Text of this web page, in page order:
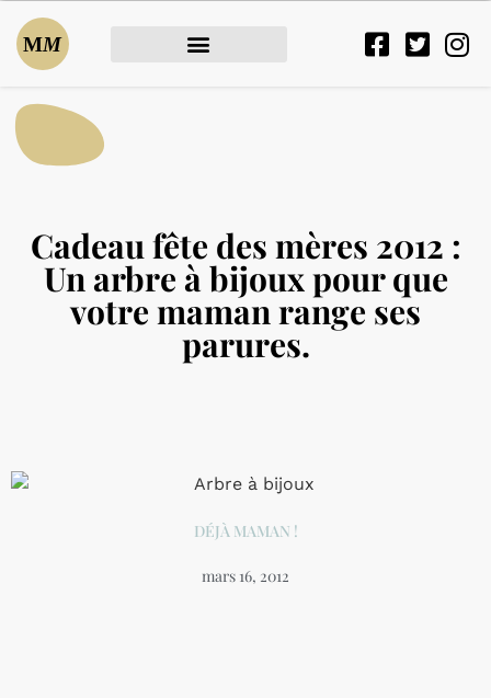
Cadeau fête des mères 2012 :
Un arbre à bijoux pour que
votre maman range ses
parures.
DÉJÀ MAMAN !
mars 16, 2012